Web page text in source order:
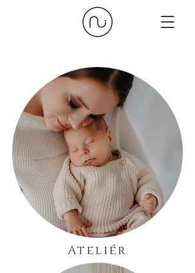
Ateliér